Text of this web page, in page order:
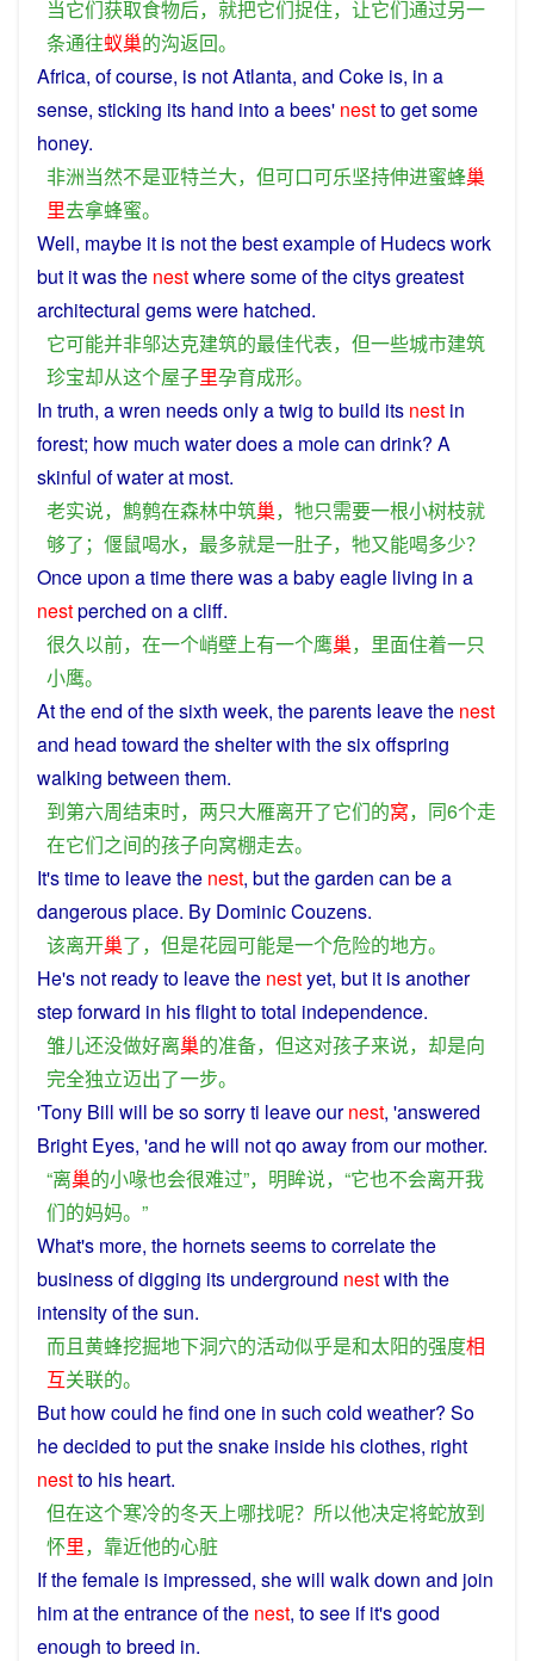
当它们获取食物后， 就把它们捉住， 让它们通过另一
条通往蚁巢的沟返回。
Africa, ofcourse, is notAtlanta, and Coke is, in a
sense, sticking its hand intoabees' nesttogetsome
honey.
非洲当然不是亚特兰大， 但可口可乐坚持伸进蜜蜂巢
里去拿蜂蜜。
Well, maybe it is notthebestexampleofHudecs work
but itwas the nestwheresomeof thecitysgreatest
architectural gemswere hatched.
它可能并非邬达克建筑的最佳代表， 但一些城市建筑
珍宝却从这个屋子里孕育成形。
In truth, awren needsonlyatwig tobuild its nest in
forest; how much waterdoesa molecan drink? A
skinful ofwater at most.
老实说， 鹪鹩在森林中筑巢， 牠只需要一根小树枝就
够了 ； 偃鼠喝水， 最多就是一肚子， 牠又能喝多少？
Once upon atimetherewasababyeagle living in a
nestperched on acliff.
很久以前， 在一个峭壁上有一个鹰巢， 里面住着一只
小鹰。
Attheend of the sixth week, the parents leavethe nest
and head toward theshelterwith thesixoffspring
walking between them.
到第六周结束时， 两只大雁离开了它们的窝， 同6个走
在它们之间的孩子向窝棚走去。
It's time to leavethe nest, butthegarden can bea
dangerousplace. By Dominic Couzens.
该离开巢了， 但是花园可能是一个危险的地方。
He's not readyto leavethe nestyet, but it isanother
stepforward in his flight tototal independence.
雏儿还没做好离巢的准备， 但这对孩子来说， 却是向
完全独立迈出了一步。
'Tony Bill will besosorryti leaveour nest, 'answered
Bright Eyes, 'and hewill notqoawayfromourmother.
“离巢的小喙也会很难过”， 明眸说，“它也不会离开我
们的妈妈。”
What's more, the hornetsseemstocorrelatethe
businessofdigging its underground nestwith the
intensityof thesun.
而且黄蜂挖掘地下洞穴的活动似乎是和太阳的强度相
互关联的。
But how could hefind one in such cold weather? So
hedecided toputthesnake inside his clothes, right
nestto his heart.
但在这个寒冷的冬天上哪找呢？ 所以他决定将蛇放到
怀里， 靠近他的心脏
Ifthefemale is impressed, shewill walkdown and join
himat theentranceof the nest, tosee ifit'sgood
enough tobreed in.